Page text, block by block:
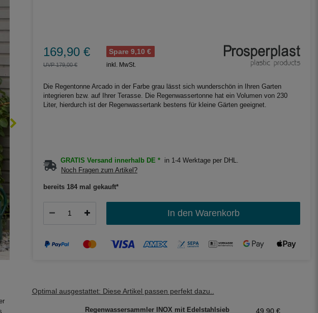
169,90 € Spare 9,10 €
UVP 179,00 € inkl. MwSt.
Die Regentonne Arcado in der Farbe grau lässt sich wunderschön in Ihren Garten
integrieren bzw. auf Ihrer Terasse. Die Regenwassertonne hat ein Volumen von 230
Liter, hierdurch ist der Regenwassertank bestens für kleine Gärten geeignet.
GRATIS Versand innerhalb DE *
in 1-4 Werktage per DHL.
Noch Fragen zum Artikel?
bereits 184 mal gekauft*
In den Warenkorb
Optimal ausgestattet: Diese Artikel passen perfekt dazu..
Regenwassersammler INOX mit Edelstahlsieb
49,90 €